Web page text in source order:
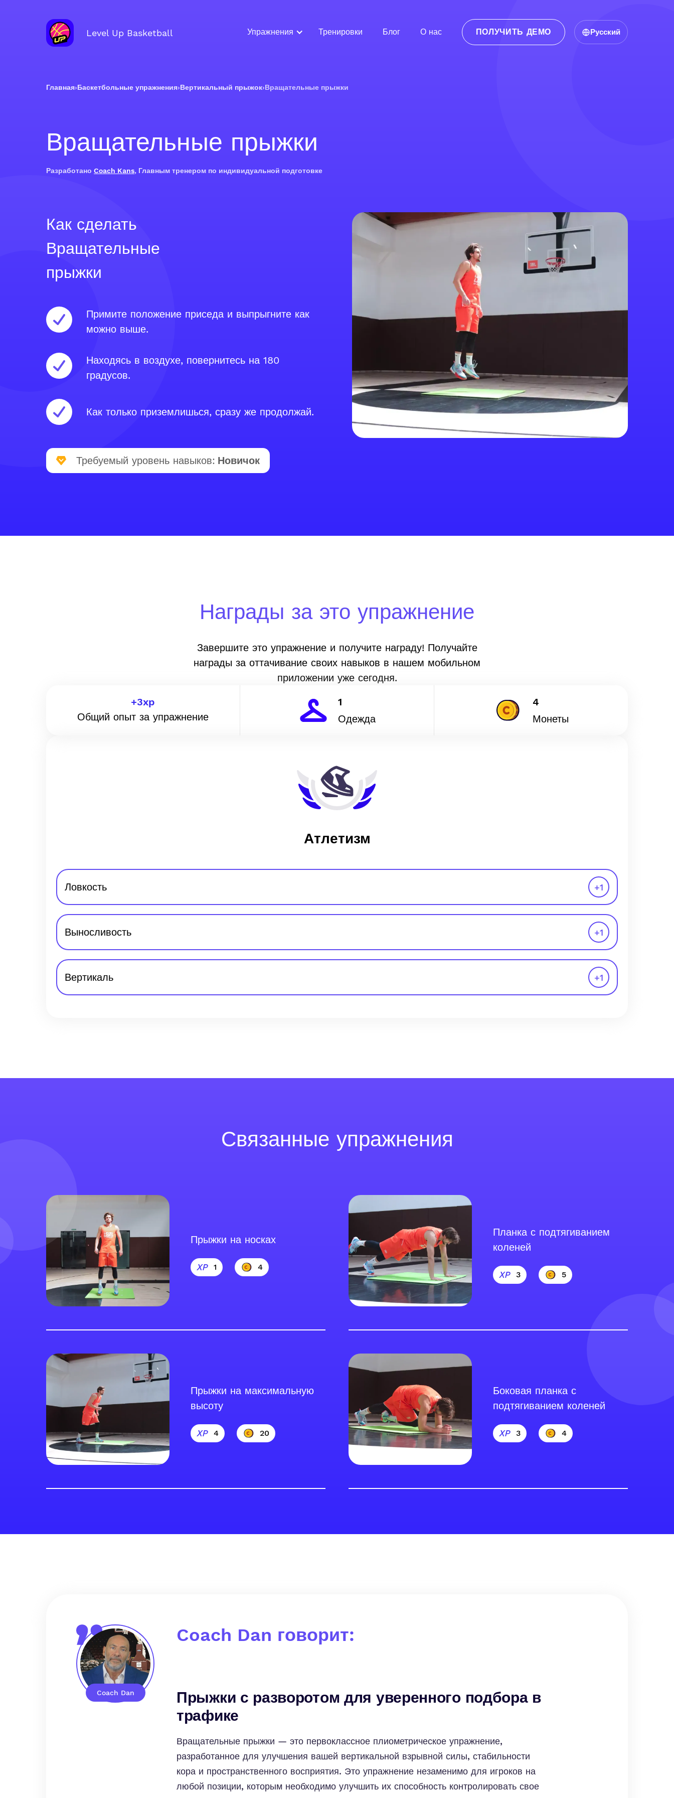
Level Up Basketball Упражнения Тренировки Блог О нас ПОЛУЧИТЬ ДЕМО Русский
Главная›Баскетбольные упражнения›Вертикальный прыжок›Вращательные прыжки
Вращательные прыжки
Разработано Coach Kans, Главным тренером по индивидуальной подготовке
Как сделать
Вращательные
прыжки
Примите положение приседа и выпрыгните как
можно выше.
Находясь в воздухе, повернитесь на 180
градусов.
Как только приземлишься, сразу же продолжай.
Требуемый уровень навыков: Новичок
Награды за это упражнение
Завершите это упражнение и получите награду! Получайте
награды за оттачивание своих навыков в нашем мобильном
приложении уже сегодня.
+3xp
Общий опыт за упражнение
1
Одежда
4
Монеты
Атлетизм
Ловкость +1
Выносливость +1
Вертикаль +1
Связанные упражнения
Прыжки на носках
1 4
Планка с подтягиванием
коленей
3 5
Прыжки на максимальную
высоту
4 20
Боковая планка с
подтягиванием коленей
3 4
Coach Dan
Coach Dan говорит:
Прыжки с разворотом для уверенного подбора в
трафике
Вращательные прыжки — это первоклассное плиометрическое упражнение,
разработанное для улучшения вашей вертикальной взрывной силы, стабильности
кора и пространственного восприятия. Это упражнение незаменимо для игроков на
любой позиции, которым необходимо улучшить их способность контролировать свое